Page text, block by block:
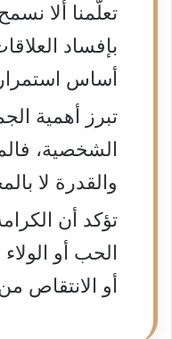
تعلّمنا ألا
بإفساد
أساس
تبرز أهمية
الشخصية،
والقدرة لا
تؤكد أن
الحب أو
أو الانتقاص